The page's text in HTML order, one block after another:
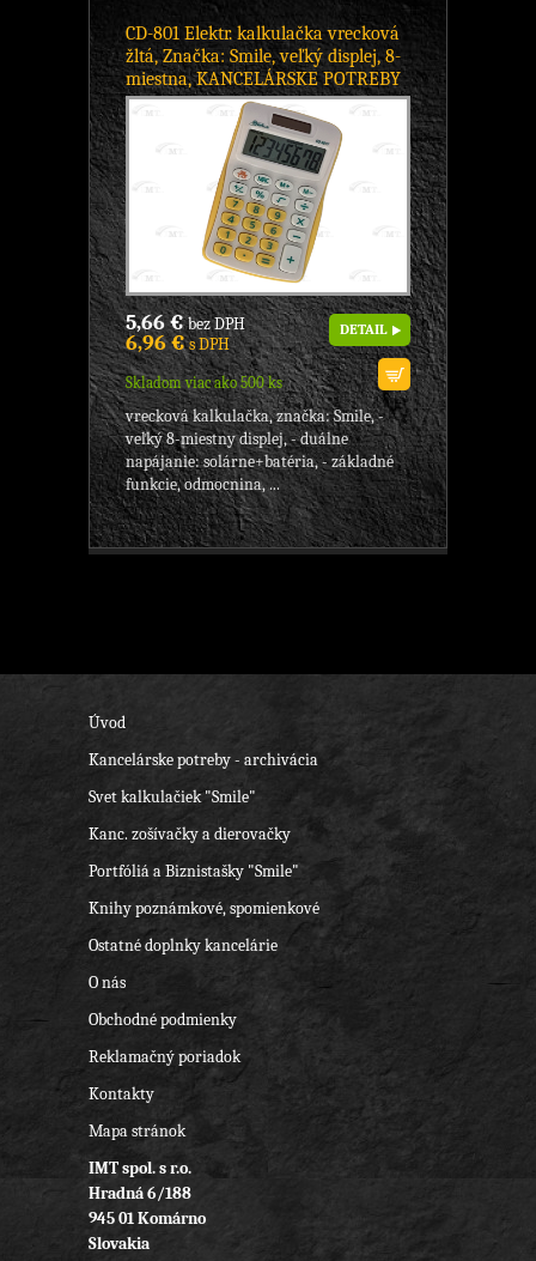
CD-801 Elektr. kalkulačka vrecková
žltá, Značka: Smile, veľký displej, 8-
miestna, KANCELÁRSKE POTREBY
5,66 €bez DPH
6,96 €s DPH
Skladom viac ako 500 ks
DETAIL
vrecková kalkulačka, značka: Smile, -
veľký 8-miestny displej, - duálne
napájanie: solárne+batéria, - základné
funkcie, odmocnina, ...
Úvod
Kancelárske potreby - archivácia
Svet kalkulačiek "Smile"
Kanc. zošívačky a dierovačky
Portfóliá a Biznistašky "Smile"
Knihy poznámkové, spomienkové
Ostatné doplnky kancelárie
O nás
Obchodné podmienky
Reklamačný poriadok
Kontakty
Mapa stránok
IMT spol. s r.o.
Hradná 6/188
945 01 Komárno
Slovakia